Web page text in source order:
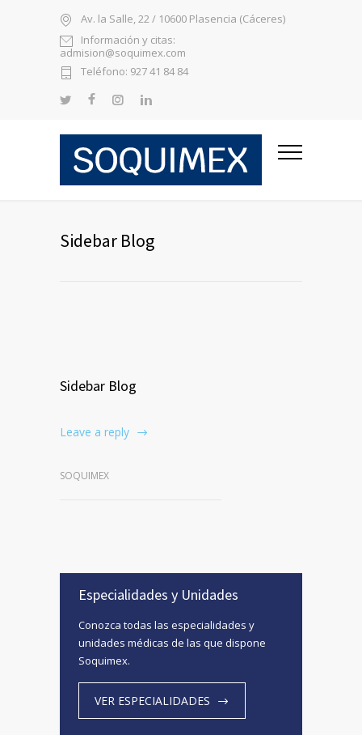
Av. la Salle, 22 / 10600 Plasencia (Cáceres)
Información y citas:
admision@soquimex.com
Teléfono: 927 41 84 84
Sidebar Blog
Sidebar Blog
Leave a reply
SOQUIMEX
Especialidades y Unidades
Conozca todas las especialidades y
unidades médicas de las que dispone
Soquimex.
VER ESPECIALIDADES